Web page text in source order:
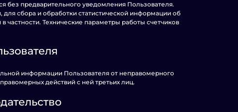
без предварительного уведомления Пользователя.
сбора и обработки статистической информации об
Технические параметры работы счетчиков
информации Пользователя от неправомерного
действий с ней третьих лиц.